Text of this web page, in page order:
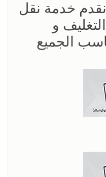
خدمة نقل
و
الجميع